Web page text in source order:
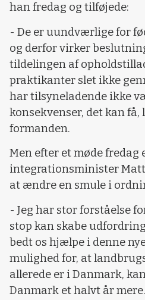
han fredag og tilføjede:
- De er uundværlige for
og derfor virker
tildelingen af
praktikanter slet ikke
har tilsyneladende ikke
konsekvenser, det kan få,
formanden.
Men efter et møde
integrationsminister
at ændre en smule i
- Jeg har stor forståelse
stop kan skabe
bedt os hjælpe i denne
mulighed for, at
allerede er i Danmark,
Danmark et halvt år